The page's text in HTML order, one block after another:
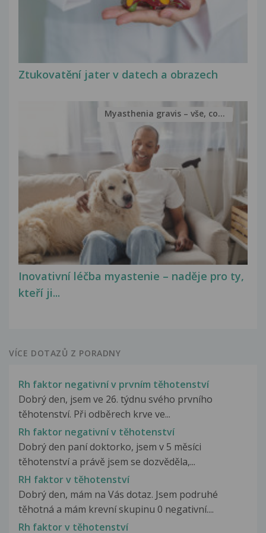
Ztukovatění jater v datech a obrazech
Inovativní léčba myastenie – naděje pro ty,
kteří ji...
Myasthenia gravis – vše, co...
VÍCE DOTAZŮ Z PORADNY
Rh faktor negativní v prvním těhotenství
Dobrý den, jsem ve 26. týdnu svého prvního
těhotenství. Při odběrech krve ve...
Rh faktor negativní v těhotenství
Dobrý den paní doktorko, jsem v 5 měsíci
těhotenství a právě jsem se dozvěděla,...
RH faktor v těhotenství
Dobrý den, mám na Vás dotaz. Jsem podruhé
těhotná a mám krevní skupinu 0 negativní....
Rh faktor v těhotenství